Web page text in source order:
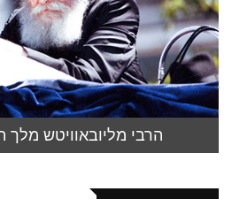
הרבי מליובאוויטש